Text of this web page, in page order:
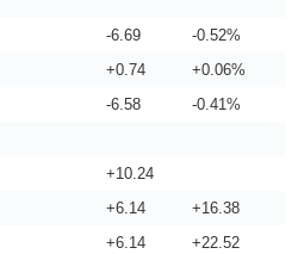
-6.69
-0.52%
+0.74
+0.06%
-6.58
-0.41%
+10.24
+6.14
+16.38
+6.14
+22.52